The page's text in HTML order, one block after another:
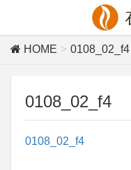
HOME 0108_02_f4
0108_02_f4
0108_02_f4